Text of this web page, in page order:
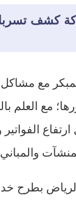
كشف
مع
مع العلم
الفواتير
بطرح